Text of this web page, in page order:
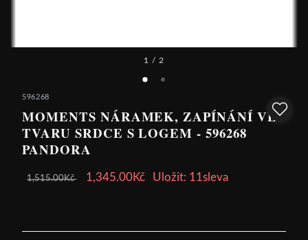
1 / 2
596268
MOMENTS NÁRAMEK, ZAPÍNÁNÍ VE
TVARU SRDCE S LOGEM - 596268
PANDORA
1,515.00Kč 1,345.00Kč Uložit: 11sleva